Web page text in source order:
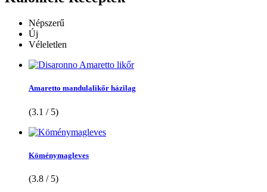
Népszerű
Új
Véleletlen
Amaretto mandulalikőr házilag
(3.1 / 5)
Köménymagleves
(3.8 / 5)